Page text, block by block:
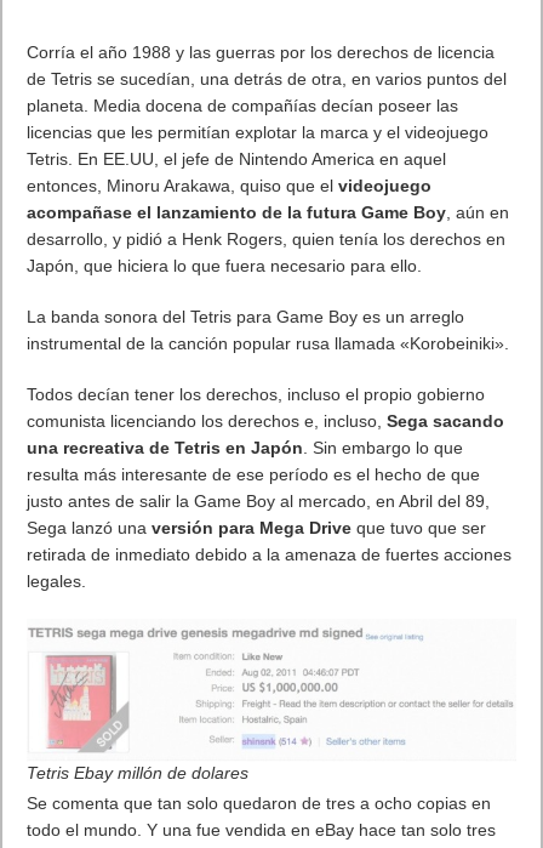
Corría el año 1988 y las guerras por los derechos de licencia
de Tetris se sucedían, una detrás de otra, en varios puntos del
planeta. Media docena de compañías decían poseer las
licencias que les permitían explotar la marca y el videojuego
Tetris. En EE.UU, el jefe de Nintendo America en aquel
entonces, Minoru Arakawa, quiso que elvideojuego
acompañase el lanzamiento de la futura Game Boy, aún en
desarrollo, y pidió a Henk Rogers, quien tenía los derechos en
Japón, que hiciera lo que fuera necesario para ello.
La banda sonora del Tetris para Game Boy es un arreglo
instrumental de la canción popular rusa llamada «Korobeiniki».
Todos decían tener los derechos, incluso el propio gobierno
comunista licenciando los derechos e, incluso,Sega sacando
una recreativa de Tetris en Japón. Sin embargo lo que
resulta más interesante de ese período es el hecho de que
justo antes de salir la Game Boy al mercado, en Abril del 89,
Sega lanzó unaversión para Mega Drive que tuvo que ser
retirada de inmediato debido a la amenaza de fuertes acciones
legales.
Tetris Ebay millón de dolares
Se comenta que tan solo quedaron de tres a ocho copias en
todo el mundo. Y una fue vendida en eBay hace tan solo tres